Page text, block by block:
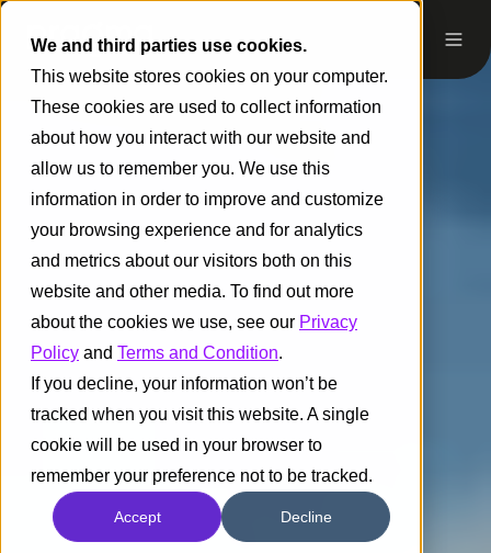
We and third parties use cookies.
This website stores cookies on your computer.
These cookies are used to collect information
about how you interact with our website and
allow us to remember you. We use this
information in order to improve and customize
your browsing experience and for analytics
and metrics about our visitors both on this
website and other media. To find out more
about the cookies we use, see our Privacy
Policy and Terms and Condition.
If you decline, your information won’t be
tracked when you visit this website. A single
cookie will be used in your browser to
remember your preference not to be tracked.
Accept Decline